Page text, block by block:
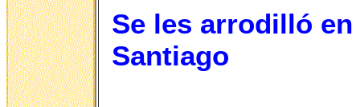
Se les arrodilló
Santiago